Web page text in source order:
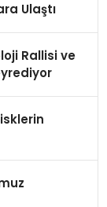
Ulaştı
Rallisi ve